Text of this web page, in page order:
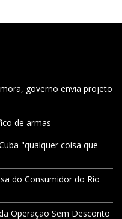
governo envia projeto
de armas
"qualquer coisa que
do Consumidor do Rio
Operação Sem Desconto